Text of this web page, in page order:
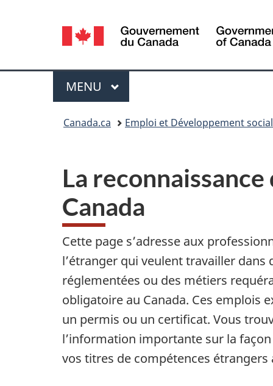
Sélection
de
la
langue
Menu
MENU PRINCIPAL
Canada.ca Emploi et Développement
La
Canada
Cette page s’adresse aux
l’étranger qui veulent travailler dans
réglementées ou des métiers
obligatoire au Canada. Ces emplois
un permis ou un certificat. Vous
l’information importante sur la
vos titres de compétences étrangers